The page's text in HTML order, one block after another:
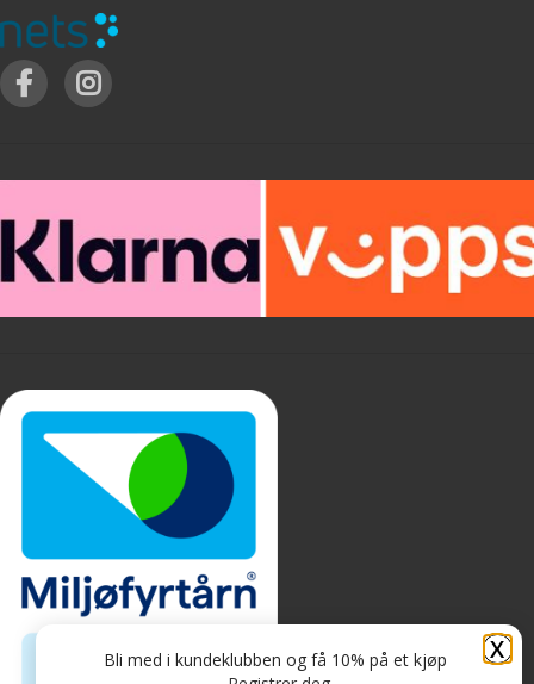
X
Bli med i kundeklubben og få 10% på et kjøp